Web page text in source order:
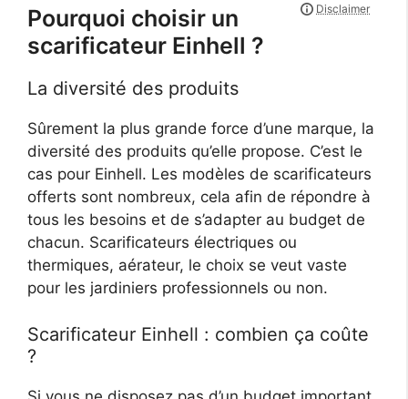
Pourquoi choisir un
scarificateur Einhell ?
La diversité des produits
Sûrement la plus grande force d’une marque, la
diversité des produits qu’elle propose. C’est le
cas pour Einhell. Les modèles de scarificateurs
offerts sont nombreux, cela afin de répondre à
tous les besoins et de s’adapter au budget de
chacun. Scarificateurs électriques ou
thermiques, aérateur, le choix se veut vaste
pour les jardiniers professionnels ou non.
Scarificateur Einhell : combien ça coûte
?